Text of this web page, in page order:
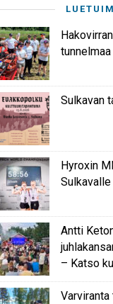
tunnelmaa
Sulkavan
Hyroxin
Sulkavalle
Antti
– Katso